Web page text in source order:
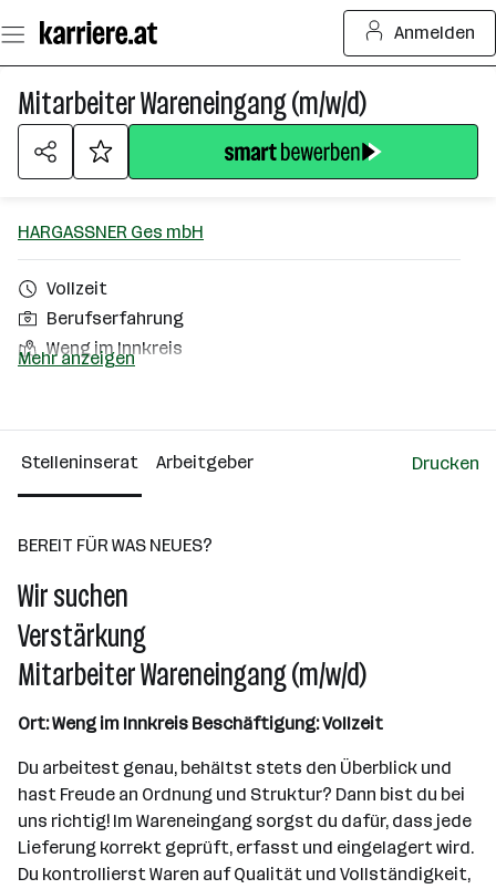
Seiteninhalt
springen
Anmelden
Mitarbeiter Wareneingang (m/w/d)
HARGASSNER Ges mbH
Vollzeit
Berufserfahrung
Weng im Innkreis
501+ Mitarbeiter*innen
Weng im Innkreis
Mehr anzeigen
Stelleninserat Arbeitgeber Drucken
BEREIT FÜR WAS NEUES?
Wir suchen
Verstärkung
Mitarbeiter Wareneingang (m/w/d)
Ort: Weng im Innkreis Beschäftigung: Vollzeit
Du arbeitest genau, behältst stets den Überblick und
hast Freude an Ordnung und Struktur? Dann bist du bei
uns richtig! Im Wareneingang sorgst du dafür, dass jede
Lieferung korrekt geprüft, erfasst und eingelagert wird.
Du kontrollierst Waren auf Qualität und Vollständigkeit,